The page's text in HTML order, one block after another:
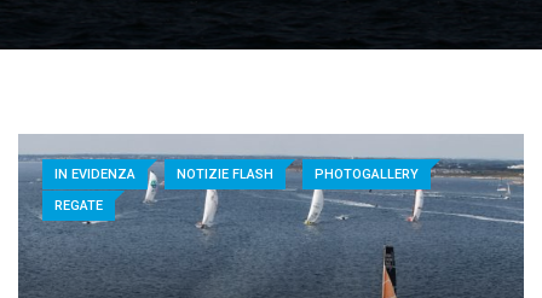
IN EVIDENZA NOTIZIE FLASH
PHOTOGALLERY
REGATE